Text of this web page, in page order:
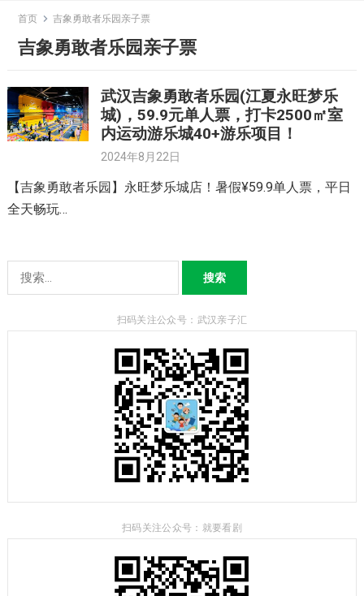
content
首页 吉象勇敢者乐园亲子票
吉象勇敢者乐园亲子票
武汉吉象勇敢者乐园(江夏永旺梦乐
城)，59.9元单人票，打卡2500㎡室
内运动游乐城40+游乐项目！
2024年8月22日
【吉象勇敢者乐园】永旺梦乐城店！暑假¥59.9单人票，平日
全天畅玩…
索：
扫码关注公众号：武汉亲子汇
扫码关注公众号：就要看剧